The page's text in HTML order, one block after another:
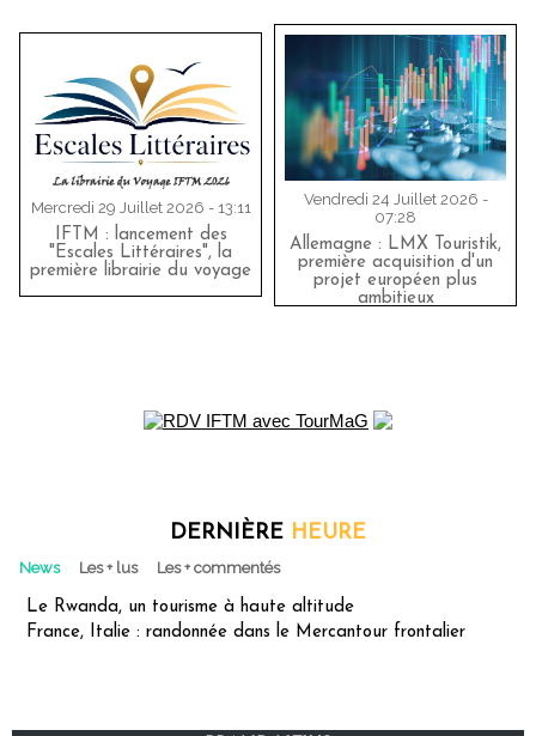
Mercredi 29 Juillet 2026 - 13:11
IFTM : lancement des
"Escales Littéraires", la
première librairie du voyage
Vendredi 24 Juillet 2026 -
07:28
Allemagne : LMX Touristik,
première acquisition d'un
projet européen plus
ambitieux
DERNIÈRE HEURE
News Les + lus Les + commentés
Le Rwanda, un tourisme à haute altitude
France, Italie : randonnée dans le Mercantour frontalier